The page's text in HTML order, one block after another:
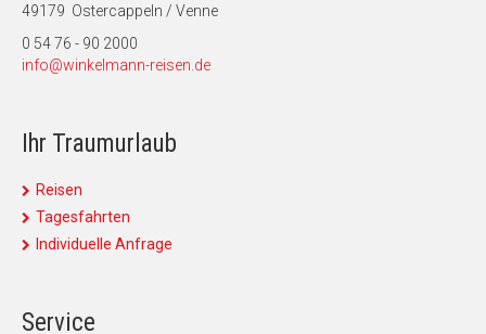
49179 Ostercappeln / Venne
0 54 76 - 90 2000
info@winkelmann-reisen.de
Ihr Traumurlaub
Reisen
Tagesfahrten
Individuelle Anfrage
Service